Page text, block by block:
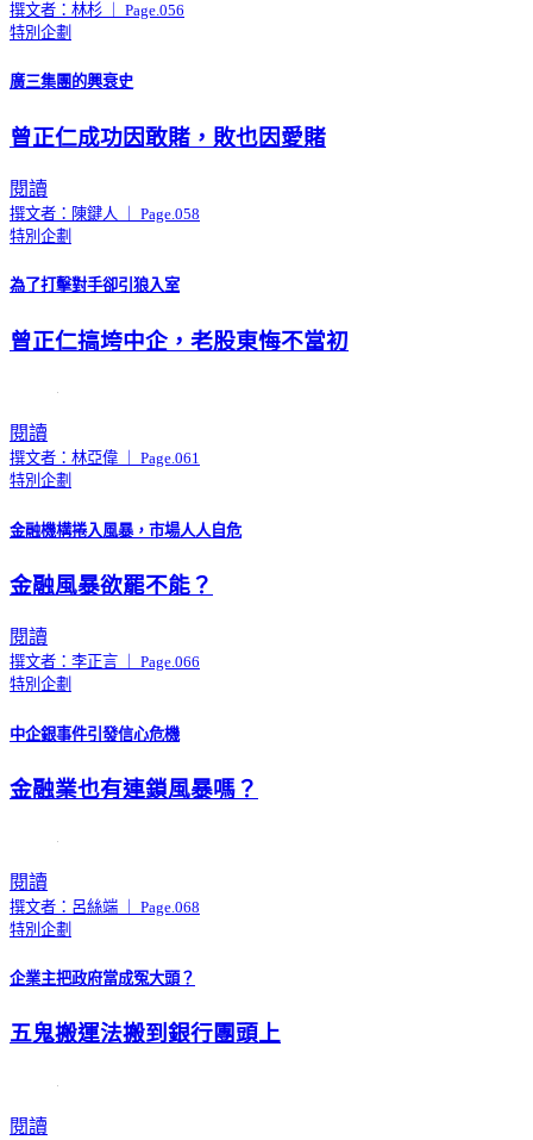
撰文者：林杉 ｜ Page.056
特別企劃
廣三集團的興衰史
曾正仁成功因敢賭，敗也因愛賭
閱讀
撰文者：陳鍵人 ｜ Page.058
特別企劃
為了打擊對手卻引狼入室
曾正仁搞垮中企，老股東悔不當初
閱讀
撰文者：林亞偉 ｜ Page.061
特別企劃
金融機構捲入風暴，市場人人自危
金融風暴欲罷不能？
閱讀
撰文者：李正言 ｜ Page.066
特別企劃
中企銀事件引發信心危機
金融業也有連鎖風暴嗎？
閱讀
撰文者：呂絲端 ｜ Page.068
特別企劃
企業主把政府當成冤大頭？
五鬼搬運法搬到銀行團頭上
閱讀